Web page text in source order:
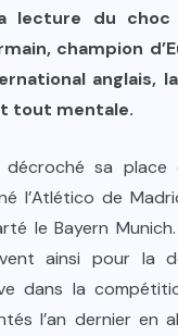
lecture du choc
champion
anglais,
tout mentale.
décroché sa place
l’Atlético de
le Bayern
ainsi pour la
dans la
l’an dernier en